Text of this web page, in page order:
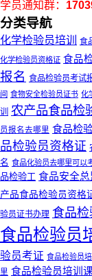
学员通知群：
分类导航
化学检验员培训 食
化学检验员资格证 食品
报名 食品检验员考试
间 食物安全检验员证书 化
训 农产品食品检
员报名去哪里 食品检
品检验员资格证
名 食品化验员去哪里可以
品检验工 食品安全总
产品食品检验员资格
验员证书办理 食品
食品检验员
验员考证 食品检验员
里 食品检验员培训